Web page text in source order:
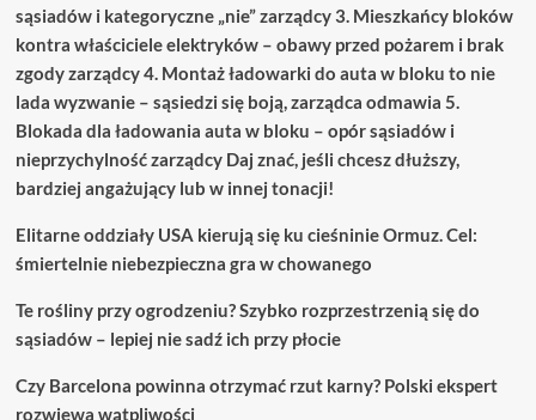
sąsiadów i kategoryczne „nie” zarządcy 3. Mieszkańcy bloków
kontra właściciele elektryków – obawy przed pożarem i brak
zgody zarządcy 4. Montaż ładowarki do auta w bloku to nie
lada wyzwanie – sąsiedzi się boją, zarządca odmawia 5.
Blokada dla ładowania auta w bloku – opór sąsiadów i
nieprzychylność zarządcy Daj znać, jeśli chcesz dłuższy,
bardziej angażujący lub w innej tonacji!
Elitarne oddziały USA kierują się ku cieśninie Ormuz. Cel:
śmiertelnie niebezpieczna gra w chowanego
Te rośliny przy ogrodzeniu? Szybko rozprzestrzenią się do
sąsiadów – lepiej nie sadź ich przy płocie
Czy Barcelona powinna otrzymać rzut karny? Polski ekspert
rozwiewa wątpliwości